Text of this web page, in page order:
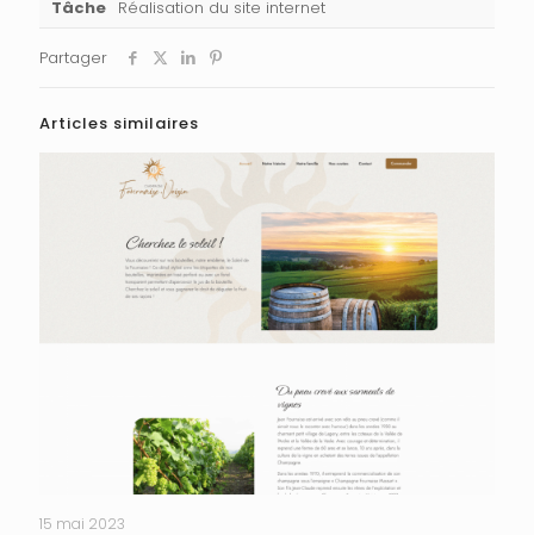
Tâche Réalisation du site internet
Partager
Articles similaires
15 mai 2023